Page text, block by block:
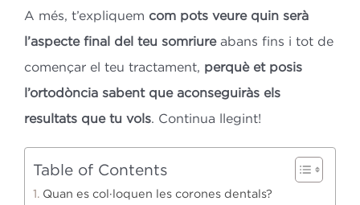
A més, t’expliquem com pots veure quin serà
l’aspecte final del teu somriureabans fins i tot de
començar el teu tractament, perquè et posis
l’ortodòncia sabent que aconseguiràs els
resultats que tu vols. Continua llegint!
Table of Contents
Quan es col·loquen les corones dentals?